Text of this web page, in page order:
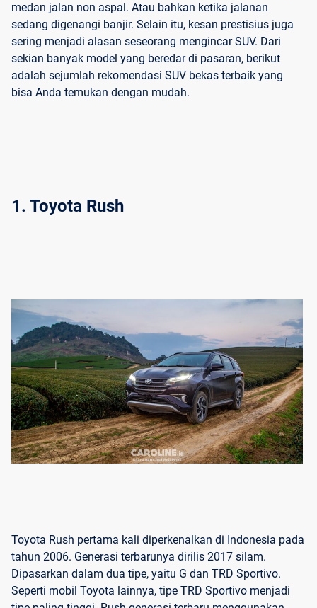
medan jalan non aspal. Atau bahkan ketika jalanan
sedang digenangi banjir. Selain itu, kesan prestisius juga
sering menjadi alasan seseorang mengincar SUV. Dari
sekian banyak model yang beredar di pasaran, berikut
adalah sejumlah rekomendasi SUV bekas terbaik yang
bisa Anda temukan dengan mudah.
1. Toyota Rush
Toyota Rush pertama kali diperkenalkan di Indonesia pada
tahun 2006. Generasi terbarunya dirilis 2017 silam.
Dipasarkan dalam dua tipe, yaitu G dan TRD Sportivo.
Seperti mobil Toyota lainnya, tipe TRD Sportivo menjadi